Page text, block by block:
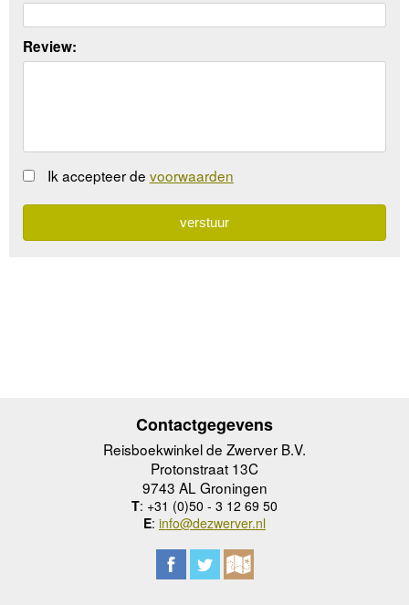
Review:
Ik accepteer de voorwaarden
Contactgegevens
Reisboekwinkel de Zwerver B.V.
Protonstraat 13C
9743 AL Groningen
T: +31 (0)50 - 3 12 69 50
E: info@dezwerver.nl